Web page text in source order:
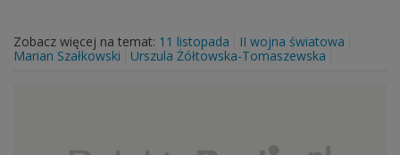
Zobacz więcej na temat: 11 listopada
II wojna światowa
Marian Szałkowski
Urszula Żółtowska-Tomaszewska